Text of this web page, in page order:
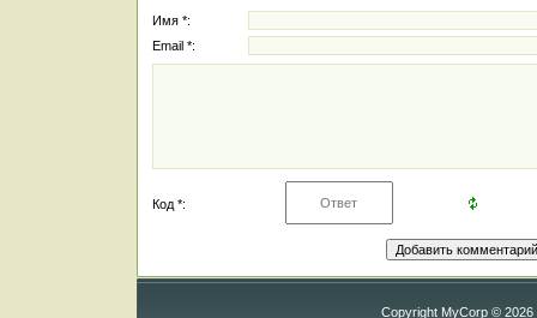
Имя *:
Email *:
Код *:
Copyright MyCorp © 2026